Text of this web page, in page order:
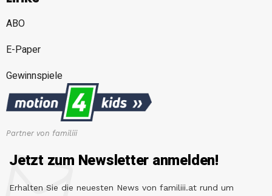
ABO
E-Paper
Gewinnspiele
Partner von familiii
Jetzt zum Newsletter anmelden!
Erhalten Sie die neuesten News von familiii.at rund um